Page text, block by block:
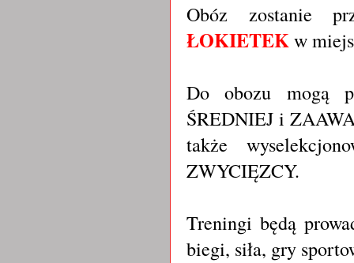
Obóz zostanie
ŁOKIETEKw
Do obozu mogą
ŚREDNIEJ i
także
ZWYCIĘZCY.
Treningi będą
biegi, siła, gry